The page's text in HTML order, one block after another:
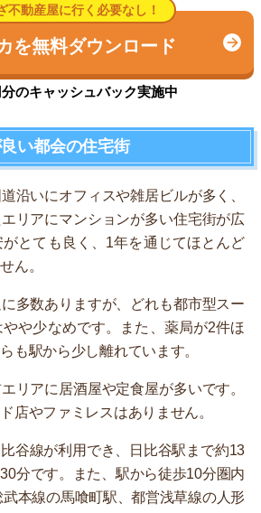
不動産屋に行く必要なし！
を無料ダウンロード
のキャッシュバック実施中
い都会の住宅街
沿いにオフィスや雑居ビルが多く、
リアにマンションが多い住宅街が広
とても良く、1年を通じてほとんど
ん。
多数ありますが、どれも都市型スー
や少なめです。また、薬局が2件ほ
も駅から少し離れています。
リアに居酒屋や定食屋が多いです。
店やファミレスはありません。
谷線が利用でき、日比谷駅まで約13
分です。また、駅から徒歩10分圏内
本線の馬喰町駅、都営浅草線の人形